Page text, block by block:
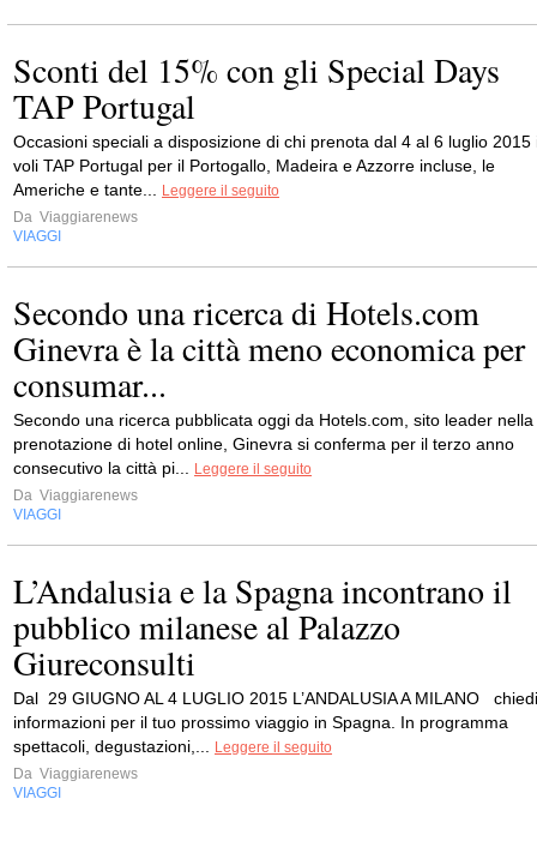
Sconti del 15% con gli Special Days
TAP Portugal
Occasioni speciali a disposizione di chi prenota dal 4 al 6 luglio 2015
voli TAP Portugal per il Portogallo, Madeira e Azzorre incluse, le
Americhe e tante...
Leggere il seguito
Da Viaggiarenews
VIAGGI
Secondo una ricerca di Hotels.com
Ginevra è la città meno economica per
consumar...
Secondo una ricerca pubblicata oggi da Hotels.com, sito leader nella
prenotazione di hotel online, Ginevra si conferma per il terzo anno
consecutivo la città pi...
Leggere il seguito
Da Viaggiarenews
VIAGGI
L’Andalusia e la Spagna incontrano il
pubblico milanese al Palazzo
Giureconsulti
Dal 29 GIUGNO AL 4 LUGLIO 2015 L’ANDALUSIA A MILANO chiedi
informazioni per il tuo prossimo viaggio in Spagna. In programma
spettacoli, degustazioni,...
Leggere il seguito
Da Viaggiarenews
VIAGGI